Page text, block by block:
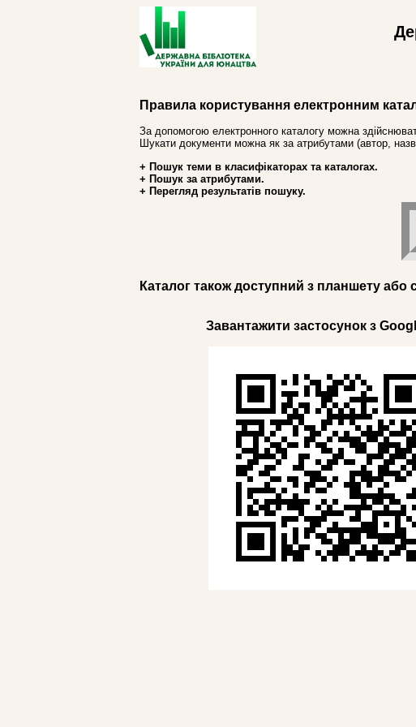
Правила користування електронним
За допомогою електронного каталогу можна
Шукати документи можна як за атрибутами (автор,
+ Пошук теми в класифікаторах та каталогах.
+ Пошук за атрибутами.
+ Перегляд результатів пошуку.
Каталог також доступний з планшету
Завантажити застосунок з